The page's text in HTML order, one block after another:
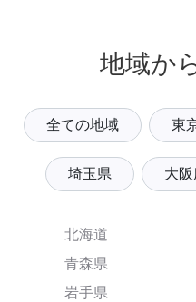
地域か
全ての地域 東
埼玉県 大
北海道
青森県
岩手県